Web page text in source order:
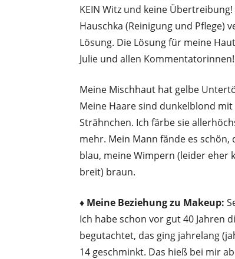
KEIN Witz und keine
Hauschka (Reinigung und Pflege)
Lösung. Die Lösung für meine
Julie und allen Kommentatorinnen!
Meine Mischhaut hat gelbe
Meine Haare sind dunkelblond
Strähnchen. Ich färbe sie
mehr. Mein Mann fände es
blau, meine Wimpern (leider eher
breit) braun.
♦ Meine Beziehung zu Makeup:
Ich habe schon vor gut 40 Jahren
begutachtet, das ging jahrelang
14 geschminkt. Das hieß bei mir